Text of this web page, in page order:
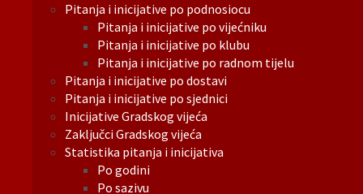
Pitanja i inicijative po podnosiocu
Pitanja i inicijative po vijećniku
Pitanja i inicijative po klubu
Pitanja i inicijative po radnom tijelu
Pitanja i inicijative po dostavi
Pitanja i inicijative po sjednici
Inicijative Gradskog vijeća
Zaključci Gradskog vijeća
Statistika pitanja i inicijativa
Po godini
Po sazivu